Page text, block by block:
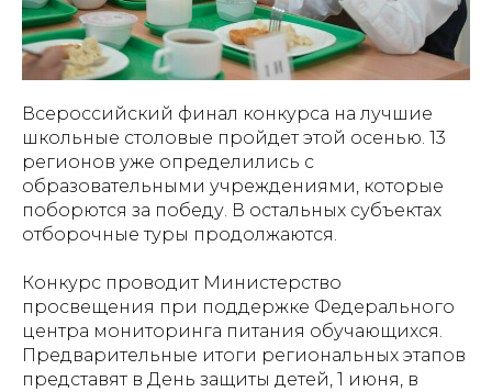
Всероссийский финал конкурса на лучшие
школьные столовые пройдет этой осенью. 13
регионов уже определились с
образовательными учреждениями, которые
поборются за победу. В остальных субъектах
отборочные туры продолжаются.
Конкурс проводит Министерство
просвещения при поддержке Федерального
центра мониторинга питания обучающихся.
Предварительные итоги региональных этапов
представят в День защиты детей, 1 июня, в